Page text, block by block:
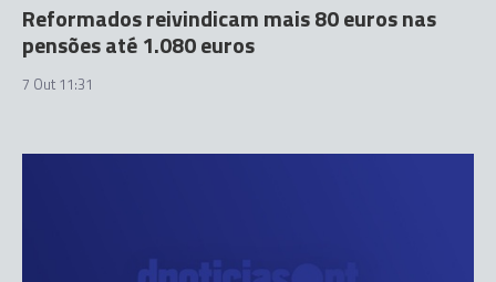
Reformados reivindicam mais 80 euros nas
pensões até 1.080 euros
7 Out 11:31